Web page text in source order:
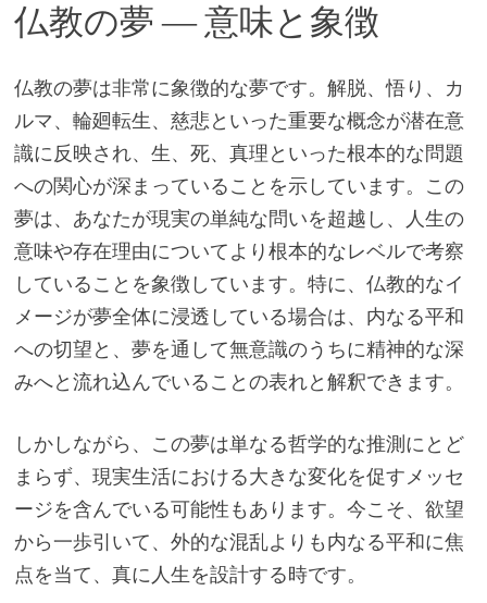
仏教の夢 ― 意味と象徴
仏教の夢は非常に象徴的な夢です。解脱、悟り、カ
ルマ、輪廻転生、慈悲といった重要な概念が潜在意
識に反映され、生、死、真理といった根本的な問題
への関心が深まっていることを示しています。この
夢は、あなたが現実の単純な問いを超越し、人生の
意味や存在理由についてより根本的なレベルで考察
していることを象徴しています。特に、仏教的なイ
メージが夢全体に浸透している場合は、内なる平和
への切望と、夢を通して無意識のうちに精神的な深
みへと流れ込んでいることの表れと解釈できます。
しかしながら、この夢は単なる哲学的な推測にとど
まらず、現実生活における大きな変化を促すメッセ
ージを含んでいる可能性もあります。今こそ、欲望
から一歩引いて、外的な混乱よりも内なる平和に焦
点を当て、真に人生を設計する時です。